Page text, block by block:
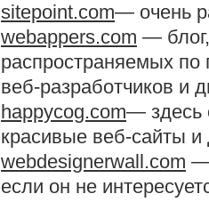
sitepoint.com— очень
webappers.com —
распространяемых
веб-разработчиков и
happycog.com— здесь
красивые веб-сайты
webdesignerwall.com —
если он не